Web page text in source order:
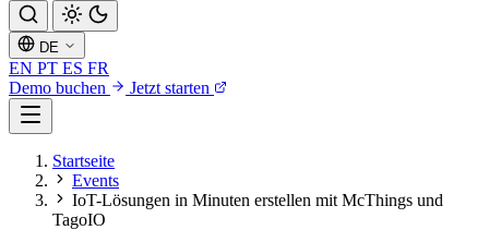
DE
EN PT ES FR
Demo buchen
Jetzt starten
Startseite
Events
IoT-Lösungen in Minuten erstellen mit McThings und
TagoIO